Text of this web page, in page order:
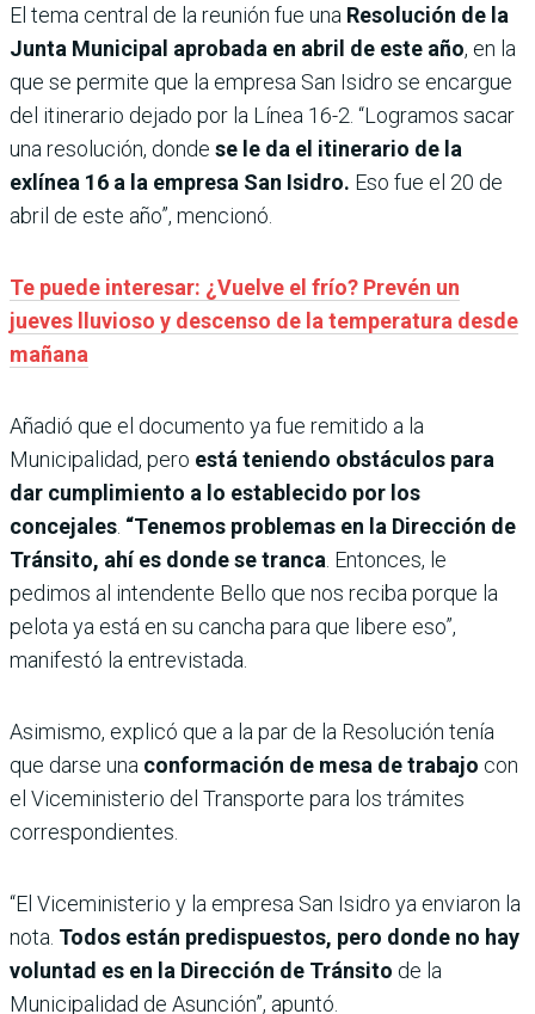
El tema central de la reunión fue una Resolución de la
Junta Municipal aprobada en abril de este año, en la
que se permite que la empresa San Isidro se encargue
del itinerario dejado por la Línea 16-2. “Logramos sacar
una resolución, donde se le da el itinerario de la
exlínea 16 a la empresa San Isidro. Eso fue el 20 de
abril de este año”, mencionó.
Te puede interesar: ¿Vuelve el frío? Prevén un
jueves lluvioso y descenso de la temperatura desde
mañana
Añadió que el documento ya fue remitido a la
Municipalidad, pero está teniendo obstáculos para
dar cumplimiento a lo establecido por los
concejales “Tenemos problemas en la Dirección de
Tránsito, ahí es donde se tranca . Entonces, le
pedimos al intendente Bello que nos reciba porque la
pelota ya está en su cancha para que libere eso”,
manifestó la entrevistada.
Asimismo, explicó que a la par de la Resolución tenía
que darse una conformación de mesa de trabajo con
el Viceministerio del Transporte para los trámites
correspondientes.
“El Viceministerio y la empresa San Isidro ya enviaron la
nota. Todos están predispuestos, pero donde no hay
voluntad es en la Dirección de Tránsito de la
Municipalidad de Asunción”, apuntó.